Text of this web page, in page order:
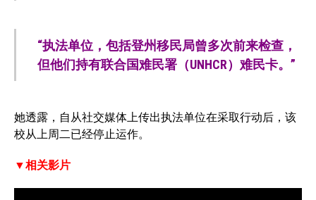
“执法单位，包括登州移民局曾多次前来检查，
但他们持有联合国难民署（UNHCR）难民卡。”
她透露，自从社交媒体上传出执法单位在采取行动后，该
校从上周二已经停止运作。
▼相关影片